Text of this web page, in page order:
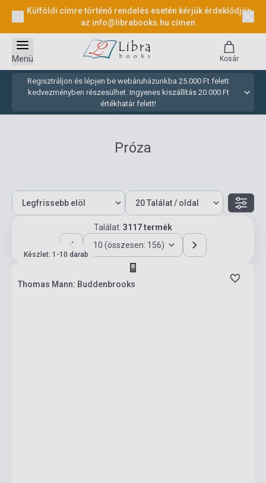
Külföldi címre történő rendelés esetén kérjük érdeklődjön
az info@librabooks.hu címen.
Regisztráljon és lépjen be webáruházunkba 25.000 Ft felett
kedvezményben részesülhet. Ingyenes kiszállítás 20.000 Ft
értékhatár felett!
Menü Kosár
Próza
Találat: 3117 termék
10 (összesen: 156)
Készlet: 1-10 darab
Thomas Mann: Buddenbrooks